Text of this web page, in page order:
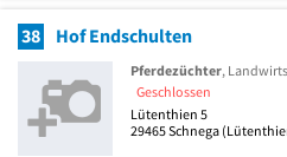
38 Hof Endschulten
Pferdezüchter,
Geschlossen
Lütenthien 5
29465Schnega